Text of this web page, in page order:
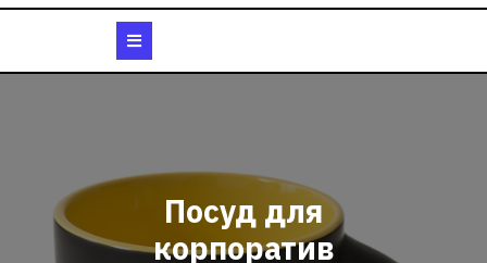
Посуд для
корпоратив